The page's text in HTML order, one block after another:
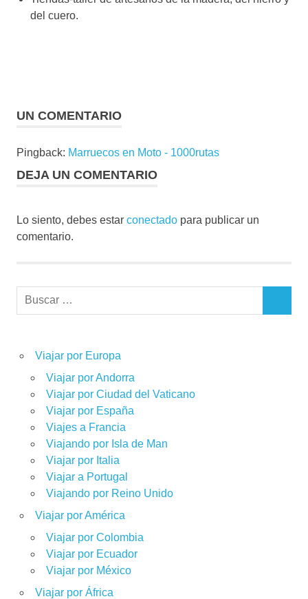
del cuero.
UN COMENTARIO
Pingback: Marruecos en Moto - 1000rutas
DEJA UN COMENTARIO
Lo siento, debes estar conectado para publicar un
comentario.
Buscar:
Viajar por Europa
Viajar por Andorra
Viajar por Ciudad del Vaticano
Viajar por España
Viajes a Francia
Viajando por Isla de Man
Viajar por Italia
Viajar a Portugal
Viajando por Reino Unido
Viajar por América
Viajar por Colombia
Viajar por Ecuador
Viajar por México
Viajar por África